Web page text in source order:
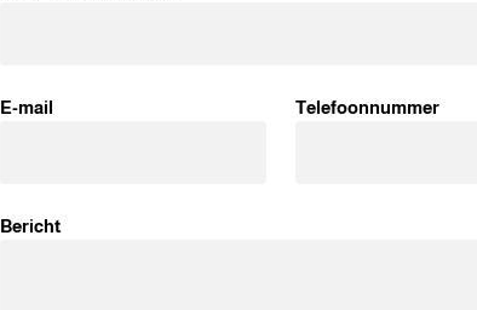
E-mail Telefoonnummer
Bericht